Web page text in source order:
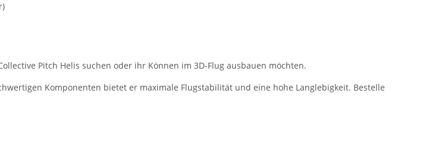
Pitch Helis suchen oder ihr Können im 3D-Flug ausbauen möchten.
Komponenten bietet er maximale Flugstabilität und eine hohe Langlebigkeit. Bestelle